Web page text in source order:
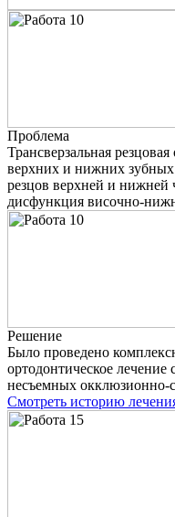
Проблема
Трансверзальная
верхних и нижних
резцов верхней и нижней
дисфункция височно-
Решение
Было проведено
ортодонтическое
несъемных окклюзионно-
Смотреть историю